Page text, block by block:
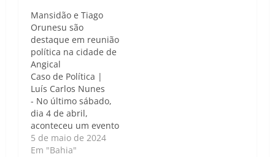
Mansidão e Tiago
Orunesu são
destaque em reunião
política na cidade de
Angical
Caso de Política |
Luís Carlos Nunes
- No último sábado,
dia 4 de abril,
aconteceu um evento
político importante
em Angical para
5 de maio de 2024
Em "Bahia"